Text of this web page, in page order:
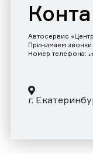
Автосервис
Принимаем
Номер телефона:
г.